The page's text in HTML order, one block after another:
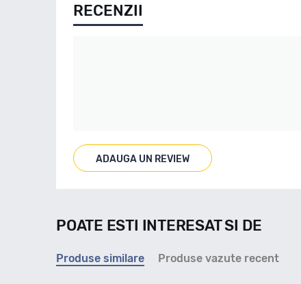
RECENZII
ADAUGA UN REVIEW
POATE ESTI INTERESAT SI DE
Produse similare Produse vazute recent